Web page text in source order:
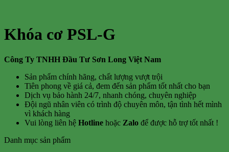
Khóa cơ PSL-G
Công Ty TNHH Đầu Tư Sơn Long Việt Nam
Sản phẩm chính hãng, chất lượng vượt trội
Tiên phong về giá cả, đem đến sản phẩm tốt nhất cho bạn
Dịch vụ bảo hành 24/7, nhanh chóng, chuyên nghiệp
Đội ngũ nhân viên có trình độ chuyên môn, tận tình hết mình
vì khách hàng
Vui lòng liên hệ Hotline hoặc Zalo để được hỗ trợ tốt nhất !
Danh mục sản phẩm